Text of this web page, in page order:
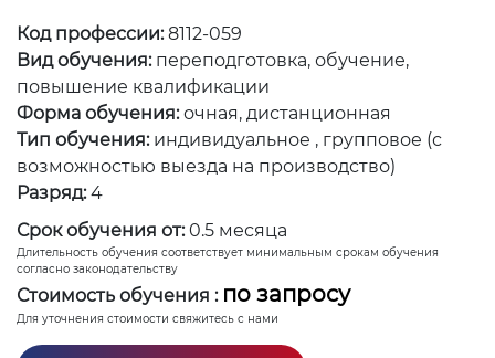
Код профессии:8112-059
Вид обучения: переподготовка, обучение,
повышение квалификации
Форма обучения: очная, дистанционная
Тип обучения: индивидуальное , групповое (с
возможностью выезда на производство)
Разряд: 4
Срок обучения от: 0.5 месяца
Длительность обучения соответствует минимальным срокам обучения
согласно законодательству
Стоимость обучения : по запросу
Для уточнения стоимости свяжитесь с нами